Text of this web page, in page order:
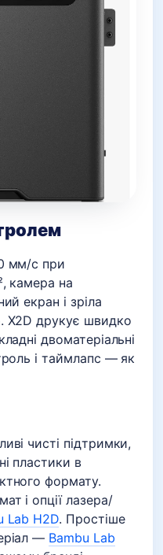
мм/с при
камера на
екран і зріла
X2D друкує швидко
двоматеріальні
і таймлапс — як
чисті підтримки,
пластики в
формату.
і опції лазера/
Lab H2D. Простіше
— Bambu Lab